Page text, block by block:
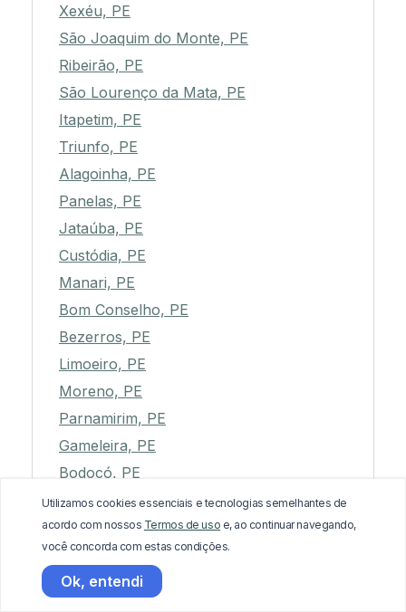
Xexéu, PE
São Joaquim do Monte, PE
Ribeirão, PE
São Lourenço da Mata, PE
Itapetim, PE
Triunfo, PE
Alagoinha, PE
Panelas, PE
Jataúba, PE
Custódia, PE
Manari, PE
Bom Conselho, PE
Bezerros, PE
Limoeiro, PE
Moreno, PE
Parnamirim, PE
Gameleira, PE
Bodocó, PE
Goiana, PE
Terra Nova, PE
Barra de Guabiraba, PE
Quixaba, PE
Utilizamos cookies essenciais e tecnologias semelhantes de
acordo com nossos Termos de uso e, ao continuar navegando,
você concorda com estas condições.
Ok, entendi